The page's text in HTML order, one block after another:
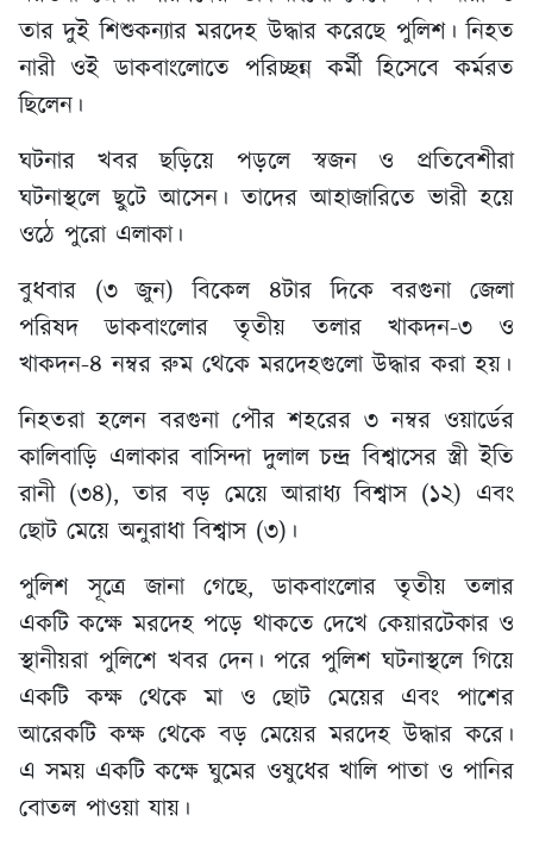
তার দুই শিশুকন্যার মরদেহ উদ্ধার করেছে পুলিশ। নিহত
নারী ওই ডাকবাংলোতে পরিচ্ছন্ন কর্মী হিসেবে কর্মরত
ছিলেন।
ঘটনার খবর ছড়িয়ে পড়লে স্বজন ও প্রতিবেশীরা
ঘটনাস্থলে ছুটে আসেন। তাদের আহাজারিতে ভারী হয়ে
ওঠে পুরো এলাকা।
বুধবার (৩ জুন) বিকেল ৪টার দিকে বরগুনা জেলা
পরিষদ ডাকবাংলোর তৃতীয় তলার খাকদন-৩ ও
খাকদন-৪ নম্বর রুম থেকে মরদেহগুলো উদ্ধার করা হয়।
নিহতরা হলেন বরগুনা পৌর শহরের ৩ নম্বর ওয়ার্ডের
কালিবাড়ি এলাকার বাসিন্দা দুলাল চন্দ্র বিশ্বাসের স্ত্রী ইতি
রানী (৩৪), তার বড় মেয়ে আরাধ্য বিশ্বাস (১২) এবং
ছোট মেয়ে অনুরাধা বিশ্বাস (৩)।
পুলিশ সূত্রে জানা গেছে, ডাকবাংলোর তৃতীয় তলার
একটি কক্ষে মরদেহ পড়ে থাকতে দেখে কেয়ারটেকার ও
স্থানীয়রা পুলিশে খবর দেন। পরে পুলিশ ঘটনাস্থলে গিয়ে
একটি কক্ষ থেকে মা ও ছোট মেয়ের এবং পাশের
আরেকটি কক্ষ থেকে বড় মেয়ের মরদেহ উদ্ধার করে।
এ সময় একটি কক্ষে ঘুমের ওষুধের খালি পাতা ও পানির
বোতল পাওয়া যায়।